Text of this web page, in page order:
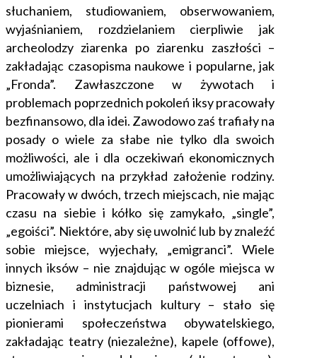
słuchaniem, studiowaniem, obserwowaniem,
wyjaśnianiem, rozdzielaniem cierpliwie jak
archeolodzy ziarenka po ziarenku zaszłości –
zakładając czasopisma naukowe i popularne, jak
„Fronda”. Zawłaszczone w żywotach i
problemach poprzednich pokoleń iksy pracowały
bezfinansowo, dla idei. Zawodowo zaś trafiały na
posady o wiele za słabe nie tylko dla swoich
możliwości, ale i dla oczekiwań ekonomicznych
umożliwiających na przykład założenie rodziny.
Pracowały w dwóch, trzech miejscach, nie mając
czasu na siebie i kółko się zamykało, „single”,
„egoiści”. Niektóre, aby się uwolnić lub by znaleźć
sobie miejsce, wyjechały, „emigranci”. Wiele
innych iksów – nie znajdując w ogóle miejsca w
biznesie, administracji państwowej ani
uczelniach i instytucjach kultury – stało się
pionierami społeczeństwa obywatelskiego,
zakładając teatry (niezależne), kapele (offowe),